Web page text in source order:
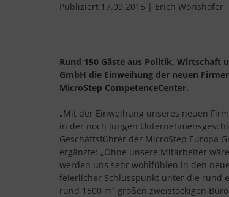
Publiziert 17.09.2015 | Erich Wörishofer
Rund 150 Gäste aus Politik, Wirtschaft
GmbH die Einweihung der neuen
MicroStep CompetenceCenter.
„Mit der Einweihung unseres neuen
in der noch jungen
Geschäftsführer der MicroStep Europa
ergänzte: „Ohne unsere Mitarbeiter
werden uns sehr wohlfühlen in den
feierlicher Schlusspunkt unter die rund
rund 1500 m² großen zweistöckigen